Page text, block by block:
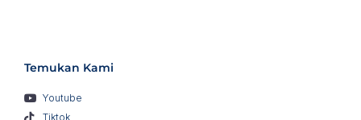
Temukan Kami
Youtube
Tiktok